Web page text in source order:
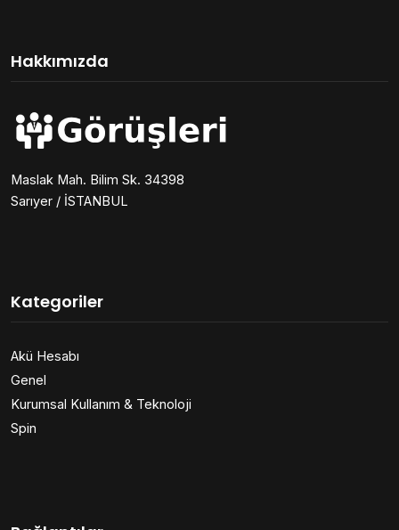
Hakkımızda
Maslak Mah. Bilim Sk. 34398
Sarıyer / İSTANBUL
Kategoriler
Akü Hesabı
Genel
Kurumsal Kullanım & Teknoloji
Spin